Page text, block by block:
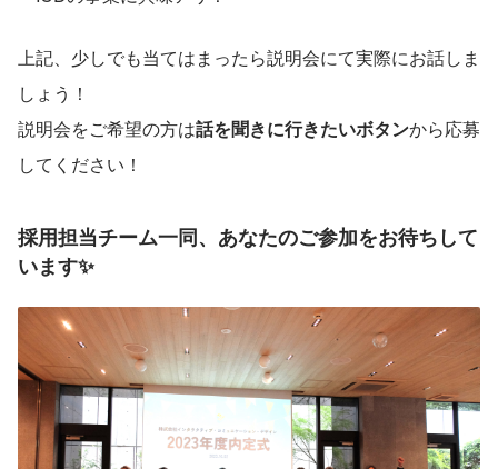
上記、少しでも当てはまったら説明会にて実際にお話しま
しょう！
説明会をご希望の方は話を聞きに行きたいボタンから応募
してください！
採用担当チーム一同、あなたのご参加をお待ちして
います✨